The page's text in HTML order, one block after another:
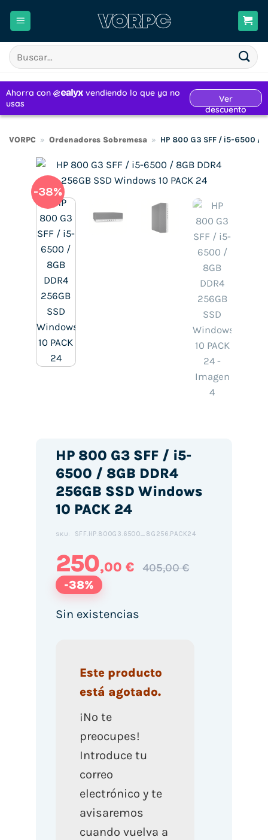
Buscar
por:
VORPC » Ordenadores Sobremesa » HP 800 G3 SFF / i5-6500 /
-38%
HP 800 G3 SFF / i5-
6500 / 8GB DDR4
256GB SSD Windows
10 PACK 24
SKU: SFF.HP.800G3.6500_8G256.PACK24
250,00 € 405,00 €
-38%
Sin existencias
Este producto
está agotado.
¡No te
preocupes!
Introduce tu
correo
electrónico y te
avisaremos
cuando vuelva a